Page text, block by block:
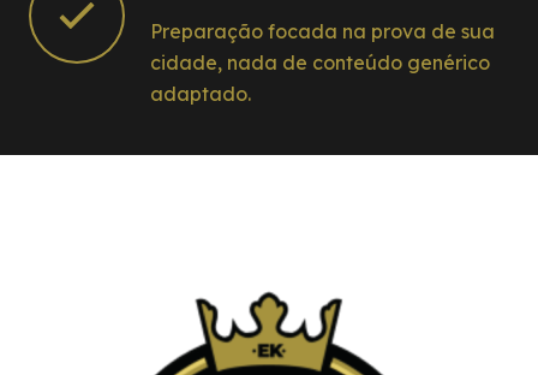
Preparação focada na prova de sua
cidade, nada de conteúdo genérico
adaptado.